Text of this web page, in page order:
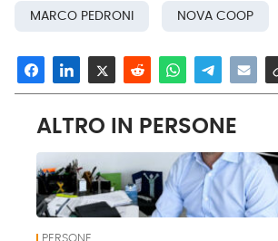
MARCO PEDRONI NOVA COOP
ALTRO IN PERSONE
PERSONE